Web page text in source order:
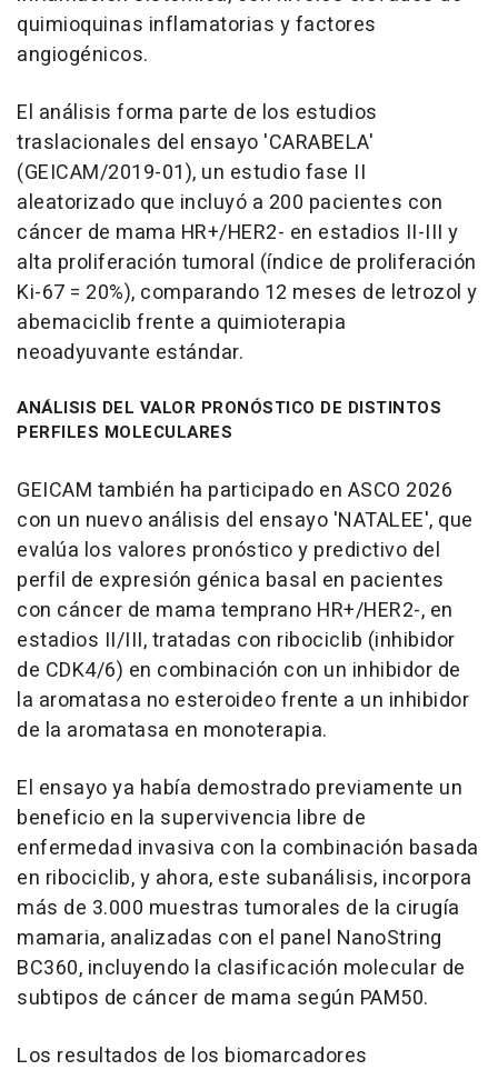
quimioquinas inflamatorias y factores
angiogénicos.
El análisis forma parte de los estudios
traslacionales del ensayo 'CARABELA'
(GEICAM/2019-01), un estudio fase II
aleatorizado que incluyó a 200 pacientes con
cáncer de mama HR+/HER2- en estadios II-III y
alta proliferación tumoral (índice de proliferación
Ki-67 = 20%), comparando 12 meses de letrozol y
abemaciclib frente a quimioterapia
neoadyuvante estándar.
ANÁLISIS DEL VALOR PRONÓSTICO DE DISTINTOS
PERFILES MOLECULARES
GEICAM también ha participado en ASCO 2026
con un nuevo análisis del ensayo 'NATALEE', que
evalúa los valores pronóstico y predictivo del
perfil de expresión génica basal en pacientes
con cáncer de mama temprano HR+/HER2-, en
estadios II/III, tratadas con ribociclib (inhibidor
de CDK4/6) en combinación con un inhibidor de
la aromatasa no esteroideo frente a un inhibidor
de la aromatasa en monoterapia.
El ensayo ya había demostrado previamente un
beneficio en la supervivencia libre de
enfermedad invasiva con la combinación basada
en ribociclib, y ahora, este subanálisis, incorpora
más de 3.000 muestras tumorales de la cirugía
mamaria, analizadas con el panel NanoString
BC360, incluyendo la clasificación molecular de
subtipos de cáncer de mama según PAM50.
Los resultados de los biomarcadores